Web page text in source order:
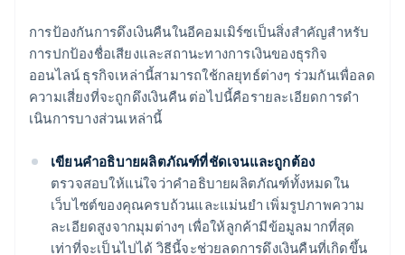
การป้องกันการดึงเงินคืนในอีคอมเมิร์ซเป็นสิ่งสําคัญสําหรับ
การปกป้องชื่อเสียงและสถานะทางการเงินของธุรกิจ
ออนไลน์ ธุรกิจเหล่านี้สามารถใช้กลยุทธ์ต่างๆ ร่วมกันเพื่อลด
ความเสี่ยงที่จะถูกดึงเงินคืน ต่อไปนี้คือรายละเอียดการดํา
เนินการบางส่วนเหล่านี้
เขียนคําอธิบายผลิตภัณฑ์ที่ชัดเจนและถูกต้อง
ตรวจสอบให้แน่ใจว่าคําอธิบายผลิตภัณฑ์ทั้งหมดใน
เว็บไซต์ของคุณครบถ้วนและแม่นยํา เพิ่มรูปภาพความ
ละเอียดสูงจากมุมต่างๆ เพื่อให้ลูกค้ามีข้อมูลมากที่สุด
เท่าที่จะเป็นไปได้ วิธีนี้จะช่วยลดการดึงเงินคืนที่เกิดขึ้น